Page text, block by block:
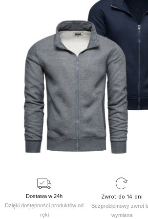
Dostawa w 24h
Dzięki dostępności produktów od
ręki
Zwrot do 14 dni
Bezproblemowy zwrot
wymiana